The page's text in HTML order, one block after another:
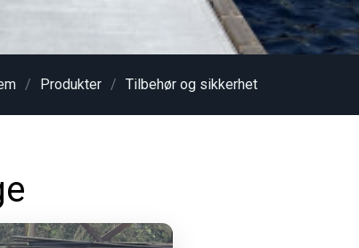
Produkter Tilbehør og sikkerhet